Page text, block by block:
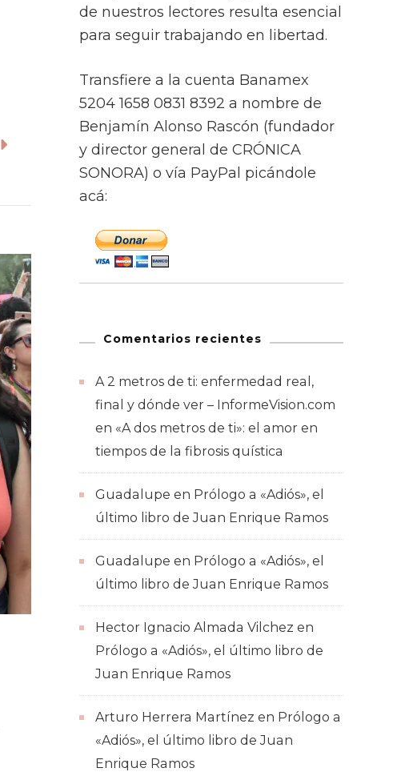
de nuestros lectores resulta esencial
para seguir trabajando en libertad.
Transfiere a la cuenta Banamex
5204 1658 0831 8392 a nombre de
Benjamín Alonso Rascón (fundador
y director general de CRÓNICA
SONORA) o vía PayPal picándole
acá:
Comentarios recientes
A 2 metros de ti: enfermedad real,
final y dónde ver – InformeVision.com
en «A dos metros de ti»: el amor en
tiempos de la fibrosis quística
Guadalupe en Prólogo a «Adiós», el
último libro de Juan Enrique Ramos
Guadalupe en Prólogo a «Adiós», el
último libro de Juan Enrique Ramos
Hector Ignacio Almada Vilchez en
Prólogo a «Adiós», el último libro de
Juan Enrique Ramos
Arturo Herrera Martínez en Prólogo a
«Adiós», el último libro de Juan
Enrique Ramos